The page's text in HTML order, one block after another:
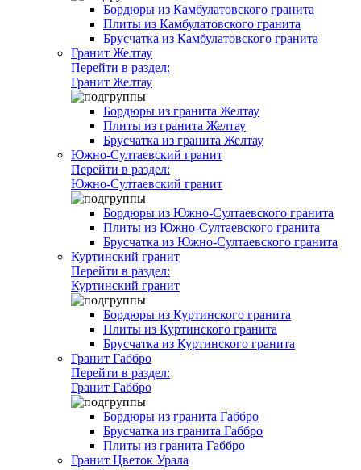
Бордюры из Камбулатовского гранита
Плиты из Камбулатовского гранита
Брусчатка из Камбулатовского гранита
Гранит Желтау
Перейти в раздел:
Гранит Желтау
Бордюры из гранита Желтау
Плиты из гранита Желтау
Брусчатка из гранита Желтау
Южно-Султаевский гранит
Перейти в раздел:
Южно-Султаевский гранит
Бордюры из Южно-Султаевского гранита
Плиты из Южно-Султаевского гранита
Брусчатка из Южно-Султаевского гранита
Куртинский гранит
Перейти в раздел:
Куртинский гранит
Бордюры из Куртинского гранита
Плиты из Куртинского гранита
Брусчатка из Куртинского гранита
Гранит Габбро
Перейти в раздел:
Гранит Габбро
Бордюры из гранита Габбро
Брусчатка из гранита Габбро
Плиты из гранита Габбро
Гранит Цветок Урала